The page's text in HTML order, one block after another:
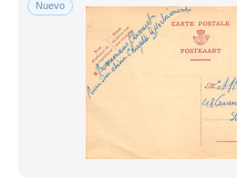
Sólo con descuento
Envío gratis
Métodos de pago
PayPal
Transferencia bancaria
Mastercard
Nuevo